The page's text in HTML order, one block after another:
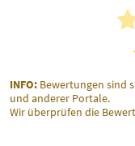
INFO: Bewertungen sind
und anderer Portale.
Wir überprüfen die